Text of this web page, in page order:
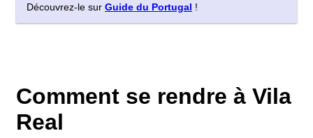
Découvrez-le sur Guide du Portugal !
Comment se rendre à Vila
Real